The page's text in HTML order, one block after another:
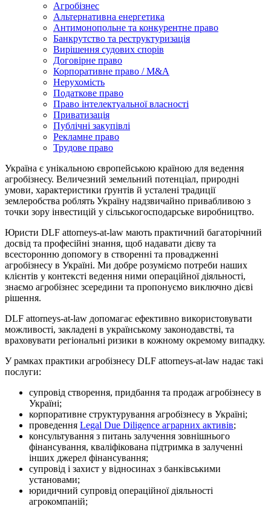
Агробізнес
Альтернативна енергетика
Антимонопольне та конкурентне право
Банкрутство та реструктуризація
Вирішення судових спорів
Договірне право
Корпоративне право / M&A
Нерухомість
Податкове право
Право інтелектуальної власності
Приватизація
Публічні закупівлі
Рекламне право
Трудове право
Україна є унікальною європейською країною для ведення
агробізнесу. Величезний земельний потенціал, природні
умови, характеристики ґрунтів й усталені традиції
землеробства роблять Україну надзвичайно привабливою з
точки зору інвестицій у сільськогосподарське виробництво.
Юристи DLF attorneys-at-law мають практичний багаторічний
досвід та професійні знання, щоб надавати дієву та
всесторонню допомогу в створенні та провадженні
агробізнесу в Україні. Ми добре розуміємо потреби наших
клієнтів у контексті ведення ними операційної діяльності,
знаємо агробізнес зсередини та пропонуємо виключно дієві
рішення.
DLF attorneys-at-law допомагає ефективно використовувати
можливості, закладені в українському законодавстві, та
враховувати регіональні ризики в кожному окремому випадку.
У рамках практики агробізнесу DLF attorneys-at-law надає такі
послуги:
супровід створення, придбання та продаж агробізнесу в
Україні;
корпоративне структурування агробізнесу в Україні;
проведення Legal Due Diligence аграрних активів;
консультування з питань залучення зовнішнього
фінансування, кваліфікована підтримка в залученні
інших джерел фінансування;
супровід і захист у відносинах з банківськими
установами;
юридичний супровід операційної діяльності
агрокомпаній;